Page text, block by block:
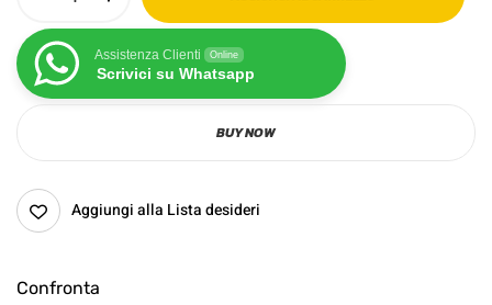
Assistenza Clienti Online
Scrivici su Whatsapp
BUY NOW
Aggiungi alla Lista desideri
Confronta